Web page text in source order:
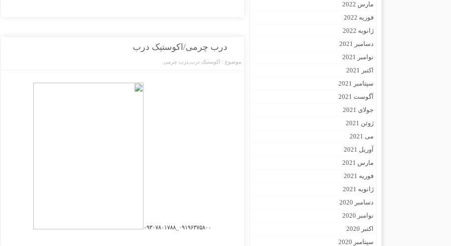
درب چرمی/اکوستیک درب
موضوع : اکوستیک درب درب چرمی
۰۹۱۹۶۳۷۵۸۰۰_۰۹۳۰۷۸۰۱۷۸۸
مارس 2022
فوریه 2022
ژانویه 2022
دسامبر 2021
نوامبر 2021
اکتبر 2021
سپتامبر 2021
آگوست 2021
جولای 2021
ژوئن 2021
می 2021
آوریل 2021
مارس 2021
فوریه 2021
ژانویه 2021
دسامبر 2020
نوامبر 2020
اکتبر 2020
سپتامبر 2020